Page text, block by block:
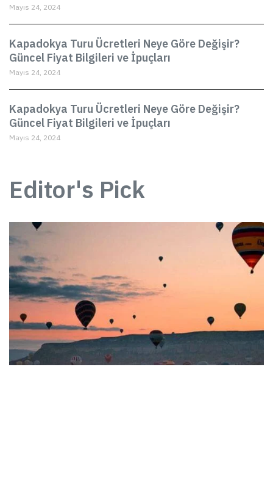
Mayıs 24, 2024
Kapadokya Turu Ücretleri Neye Göre Değişir?
Güncel Fiyat Bilgileri ve İpuçları
Mayıs 24, 2024
Kapadokya Turu Ücretleri Neye Göre Değişir?
Güncel Fiyat Bilgileri ve İpuçları
Mayıs 24, 2024
Editor's Pick